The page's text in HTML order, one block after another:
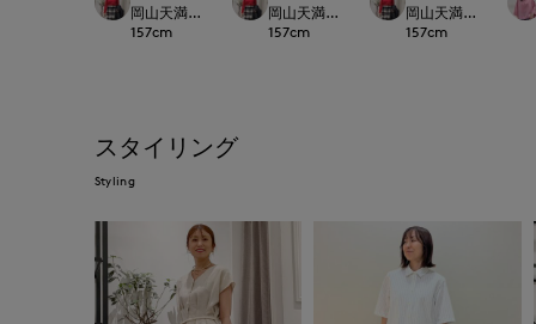
岡山天満屋SUPERIORCLOSET
157cm
岡山天満屋SUPERIORCLOSET
157cm
岡山天満屋
157cm
スタイリング
Styling